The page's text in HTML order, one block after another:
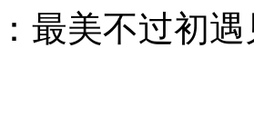
最美不过初遇